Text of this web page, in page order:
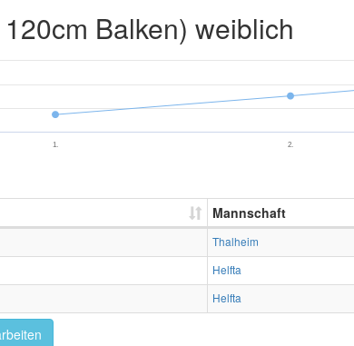
Balken) weiblich
1. 2.
Mannschaft
Thalheim
Helfta
Helfta